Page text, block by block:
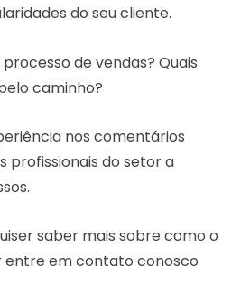
do seu cliente.
de vendas? Quais
caminho?
nos comentários
profissionais do setor a
saber mais sobre como o
entre em contato conosco